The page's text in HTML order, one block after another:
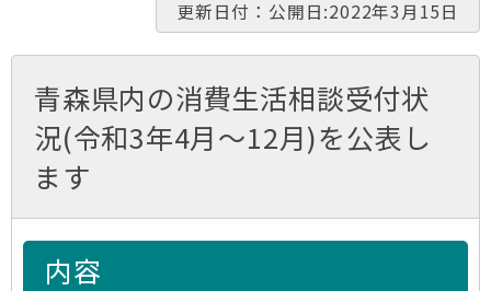
更新日付：公開日:2022年3月15日
青森県内の消費生活相談受付状
況(令和3年4月～12月)を公表し
ます
内容